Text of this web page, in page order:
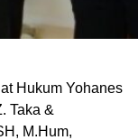
Hukum Yohanes
Taka &
M.Hum,